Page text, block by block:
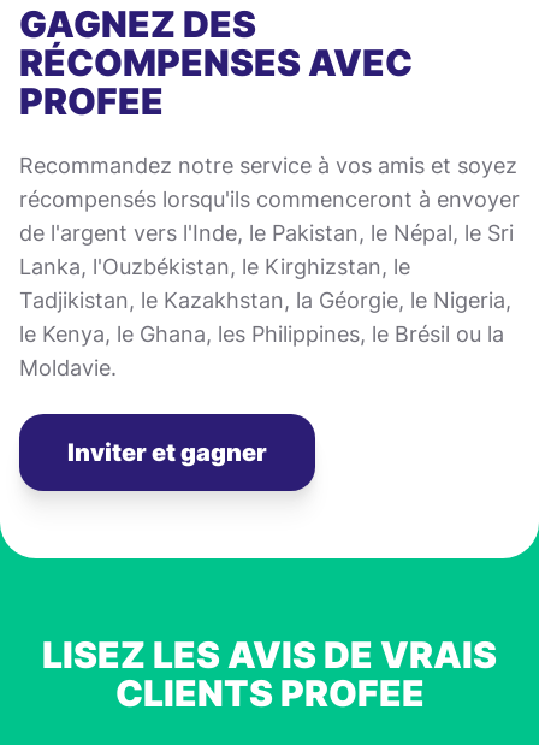
GAGNEZ DES
RÉCOMPENSES AVEC
PROFEE
Recommandez notre service à vos amis et soyez
récompensés lorsqu'ils commenceront à envoyer
de l'argent vers l'Inde, le Pakistan, le Népal, le Sri
Lanka, l'Ouzbékistan, le Kirghizstan, le
Tadjikistan, le Kazakhstan, la Géorgie, le Nigeria,
le Kenya, le Ghana, les Philippines, le Brésil ou la
Moldavie.
Inviter et gagner
LISEZ LES AVIS DE VRAIS
CLIENTS PROFEE